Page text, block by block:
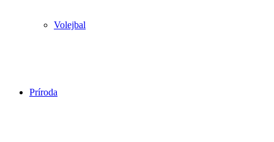
Volejbal
Príroda